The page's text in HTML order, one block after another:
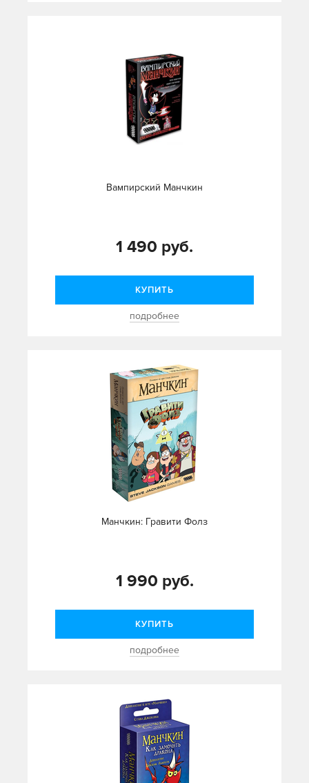
Вампирский Манчкин
1 490 руб.
КУПИТЬ
подробнее
Манчкин: Гравити Фолз
1 990 руб.
КУПИТЬ
подробнее